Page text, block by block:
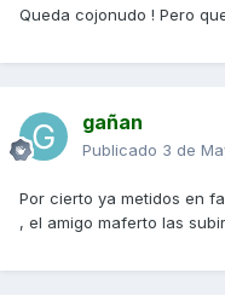
Queda cojonudo ! Pero
gañan
Publicado 3 de
Por cierto ya metidos en
, el amigo maferto las